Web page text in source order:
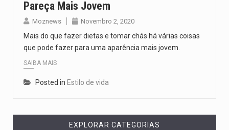
Pareça Mais Jovem
Moznews Novembro 2, 2020
Mais do que fazer dietas e tomar chás há várias coisas
que pode fazer para uma aparência mais jovem.
SAIBA MAIS
Posted in Estilo de vida
EXPLORAR CATEGORIAS